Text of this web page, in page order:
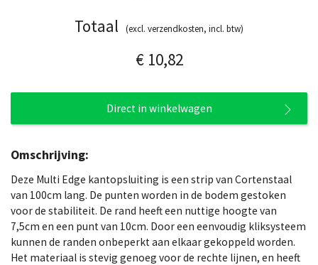
Totaal
(excl. verzendkosten, incl. btw)
€ 10,82
Direct in winkelwagen
Omschrijving:
Deze Multi Edge kantopsluiting is een strip van Cortenstaal
van 100cm lang. De punten worden in de bodem gestoken
voor de stabiliteit. De rand heeft een nuttige hoogte van
7,5cm en een punt van 10cm. Door een eenvoudig kliksysteem
kunnen de randen onbeperkt aan elkaar gekoppeld worden.
Het materiaal is stevig genoeg voor de rechte lijnen, en heeft